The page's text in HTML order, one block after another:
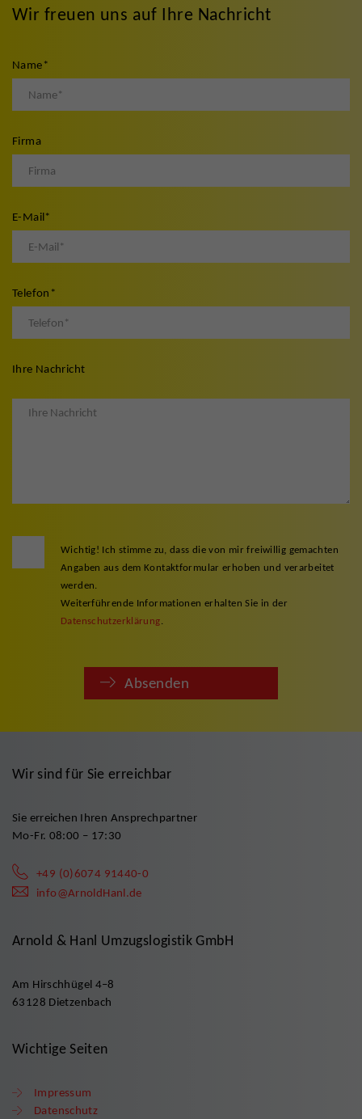
Wir freuen uns auf Ihre Nachricht
Name*
Firma
E-Mail*
Telefon *
Ihre Nachricht
Wichtig! Ich stimme zu, dass die von mir freiwillig gemachten
Angaben aus dem Kontaktformular erhoben und verarbeitet
werden.
Weiterführende Informationen erhalten Sie in der
Datenschutzerklärung
Absenden
Wir sind für Sie erreichbar
Sie erreichen Ihren Ansprechpartner
Mo-Fr. 08:00 – 17:30
+49 (0)6074 91440-0
info@ArnoldHanl.de
Arnold & Hanl Umzugslogistik GmbH
Am Hirschhügel 4–8
63128 Dietzenbach
Wichtige Seiten
Impressum
Datenschutz